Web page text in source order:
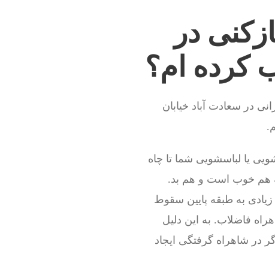
در
کرده ام؟
در سعادت آباد خیابان
یا لباسشویی شما تا چاه
هم خوب است و هم بد.
به طبقه پایین سقوط
فاضلاب. به این دلیل
در شاهراه گرفتگی ایجاد